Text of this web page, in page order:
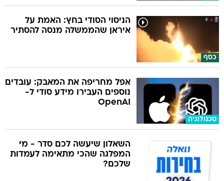
כסף
הניסוי הסודי בחץ: האמת על
איראן שהממשלה מנסה להסתיר
טכנולוגיה
אפל מחריפה את המאבק: עובדים
נוספים העבירו מידע סודי ל-
OpenAI
השאלון שיעשה לכם סדר - מי
המפלגה שהכי מתאימה לעמדות
שלכם?